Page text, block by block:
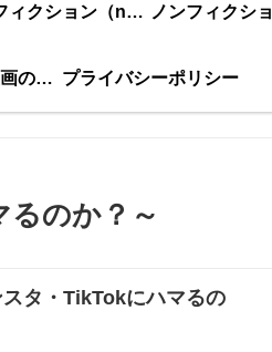
ノンフィクション（nonfiction）更新順
ライトノベル・漫画の感想・ネタバレまとめ｜こもの読書感想 プライバシーポリシー
のか？～
スタ・TikTokにハマるの